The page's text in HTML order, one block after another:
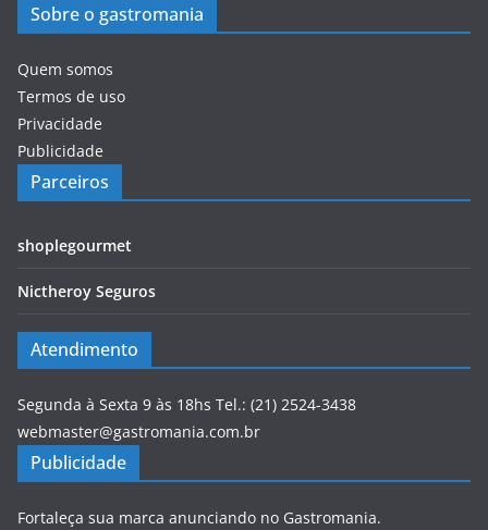
Sobre o gastromania
Quem somos
Termos de uso
Privacidade
Publicidade
Parceiros
shoplegourmet
Nictheroy Seguros
Atendimento
Segunda à Sexta 9 às 18hs Tel.: (21) 2524-3438
webmaster@gastromania.com.br
Publicidade
Fortaleça sua marca anunciando no Gastromania.